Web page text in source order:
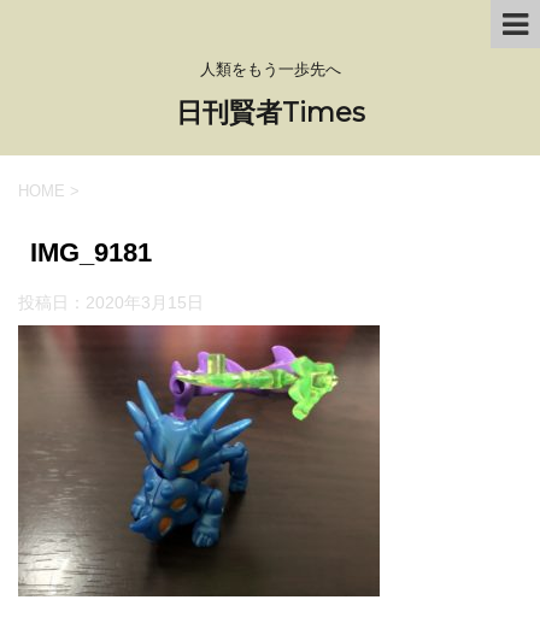
人類をもう一歩先へ
日刊賢者Times
HOME >
IMG_9181
投稿日： 2020年3月15日